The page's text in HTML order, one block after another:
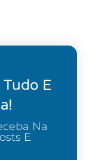
E
Na
E